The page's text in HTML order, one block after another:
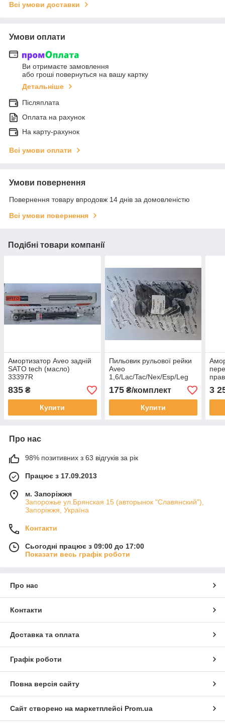
Всі умови доставки
Умови оплати
Ви отримаєте замовлення
або гроші повернуться на вашу картку
Детальніше
Післяплата
Оплата на рахунок
На карту-рахунок
Всі умови оплати
Умови повернення
Повернення товару впродовж 14 днів за домовленістю
Всі умови повернення
Подібні товари компанії
Амортизатор Aveo задній
SATO tech (масло)
33397R
835 ₴
Купити
Пильовик рульової рейки
Aveo
1,6/Lac/Tac/Nex/Esp/Leg
оригінал (пластик)
93740595
175₴/комплект
Купити
3
Про нас
98% позитивних з 63 відгуків за рік
Працює з 17.09.2013
м. Запоріжжя
Запорожье ул.Брянская 15 (авторынок "Славянский"),
Запоріжжя, Україна
Контакти
Сьогодні працює з 09:00 до 17:00
Показати весь графік роботи
Про нас
Контакти
Доставка та оплата
Графік роботи
Повна версія сайту
Сайт створено на маркетплейсі Prom.ua